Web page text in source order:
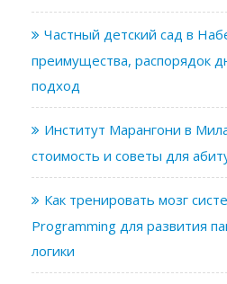
Частный детский сад в
преимущества, распорядок
подход
Институт Марангони в
стоимость и советы для
Как тренировать мозг
Programming для развития
логики